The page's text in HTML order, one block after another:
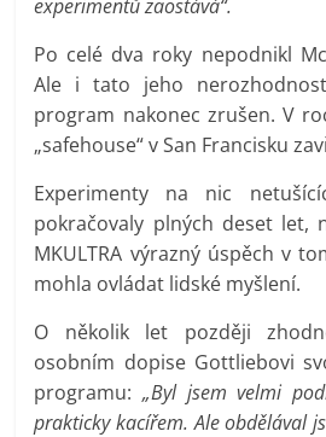
experimentů zaostává“.
Po celé dva roky nepodnikl
Ale i tato jeho
program nakonec zrušen. V
„safehouse“ v San Francisku
Experimenty na nic
pokračovaly plných deset let,
MKULTRA výrazný úspěch v
mohla ovládat lidské myšlení.
O několik let později
osobním dopise Gottliebovi
programu:„Byl jsem velmi
prakticky kacířem. Ale obdělával